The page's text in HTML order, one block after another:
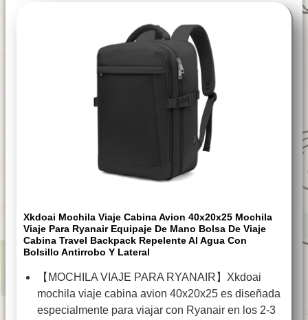
Xkdoai Mochila Viaje Cabina Avion 40x20x25 Mochila
Viaje Para Ryanair Equipaje De Mano Bolsa De Viaje
Cabina Travel Backpack Repelente Al Agua Con
Bolsillo Antirrobo Y Lateral
【MOCHILA VIAJE PARA RYANAIR】Xkdoai
mochila viaje cabina avion 40x20x25 es diseñada
especialmente para viajar con Ryanair en los 2-3